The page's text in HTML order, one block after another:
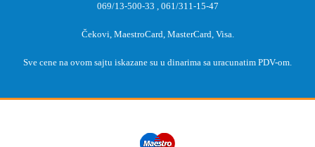
069/13-500-33 , 061/311-15-47
Čekovi, MaestroCard, MasterCard, Visa.
Sve cene na ovom sajtu iskazane su u dinarima sa uracunatim PDV-om.